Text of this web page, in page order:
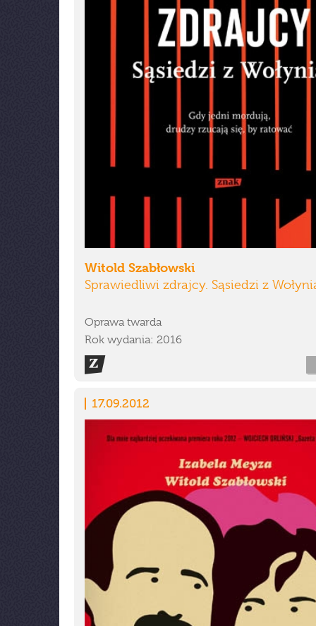
Witold Szabłowski
Sprawiedliwi zdrajcy. Sąsiedzi z
Oprawa twarda
Rok wydania: 2016
17.09.2012